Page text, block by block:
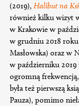
(2019), Halibut na
również kilku wizyt
w Krakowie w
w grudniu 2018
Masłowska) oraz w
w październiku 2019
ogromną
była też pierwszą
Pauza), pomimo